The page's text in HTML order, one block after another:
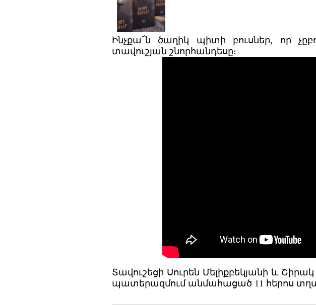
Ինչքա՜ն ծաղիկ պիտի բուսներ, որ
տավուշյան շնորհանդեսը։
Տավուշեցի Սուրեն Մելիքբեկյանի և
պատերազմում անմահացած 11 հերոս